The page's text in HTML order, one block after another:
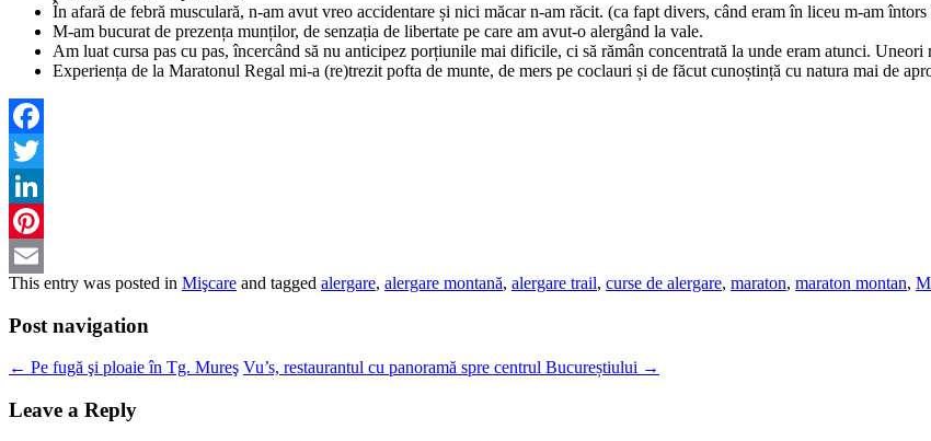
În afară de febră musculară, n-am avut vreo accidentare și nici măcar n-am răcit. (ca fapt divers, când eram în liceu m-am
M-am bucurat de prezența munților, de senzația de libertate pe care am avut-o alergând la vale.
Am luat cursa pas cu pas, încercând să nu anticipez porțiunile mai dificile, ci să rămân concentrată la unde eram atunci. Uneori
Experiența de la Maratonul Regal mi-a (re)trezit pofta de munte, de mers pe coclauri și de făcut cunoștință cu natura mai de
Facebook
Twitter
LinkedIn
Pinterest
Email
This entry was posted in Mişcare and tagged alergare, alergare montană, alergare trail, curse de alergare, maraton, maraton montan,
Post navigation
← Pe fugă şi ploaie în Tg. Mureş Vu’s, restaurantul cu panoramă spre centrul Bucureștiului →
Leave a Reply